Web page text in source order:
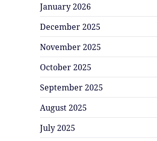
January 2026
December 2025
November 2025
October 2025
September 2025
August 2025
July 2025